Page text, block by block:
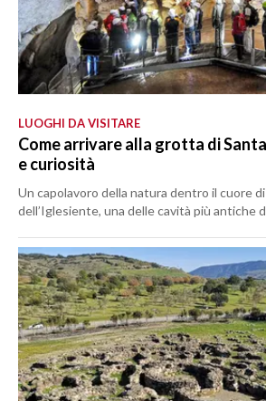
LUOGHI DA VISITARE
Come arrivare alla grotta di
e curiosità
Un capolavoro della natura dentro il cuore
dell’Iglesiente, una delle cavità più antiche